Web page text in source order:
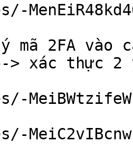
mã 2FA vào
> xác thực